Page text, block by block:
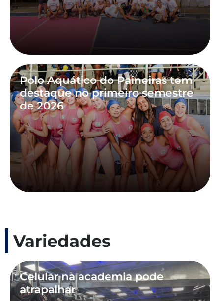
Polo Aquático do Paineiras tem
destaque no primeiro semestre
de 2026
Variedades
Celular na academia pode
atrapalhar